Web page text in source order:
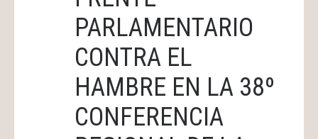
PARLAMENTARIO
CONTRA EL
HAMBRE EN LA 38º
CONFERENCIA